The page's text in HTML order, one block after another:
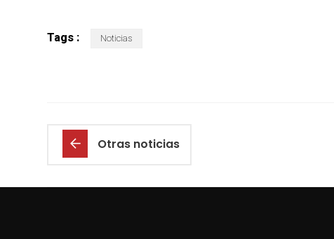
Tags : Noticias
Otras noticias